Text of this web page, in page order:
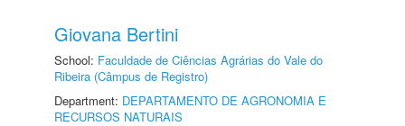
Giovana Bertini
School: Faculdade de Ciências Agrárias do Vale do
Ribeira (Câmpus de Registro)
Department: DEPARTAMENTO DE AGRONOMIA E
RECURSOS NATURAIS